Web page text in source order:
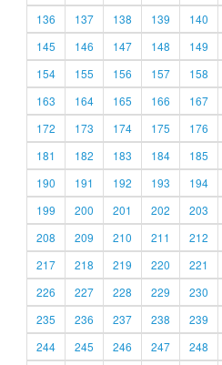
136
137 138 139 140
145
146 147 148 149
154
155 156 157 158
163
164 165 166 167
172
173 174 175 176
181
182 183 184 185
190
191 192 193 194
199
200 201 202 203
208
209 210 211 212
217
218 219 220 221
226
227 228 229 230
235
236 237 238 239
244
245 246 247 248